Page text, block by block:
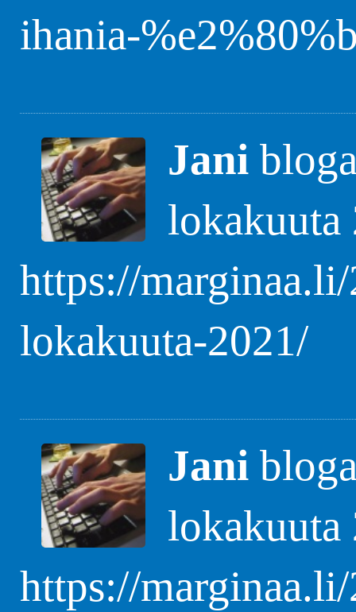
ihania-
Jani
lokakuuta
https://
lokakuuta-2021/
Jani
lokakuuta
https://